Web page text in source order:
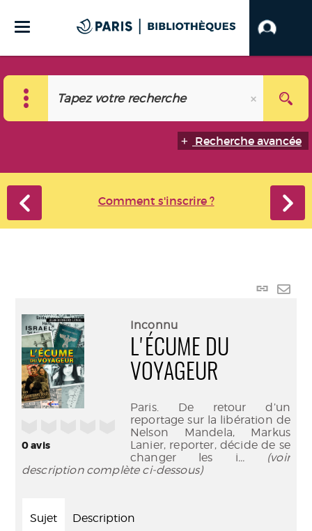
Recherche avancée
Comment s'inscrire ?
Lien
0avis
Inconnu
L'ÉCUME DU
VOYAGEUR
Paris. De retour d’un
reportage sur la libération de
Nelson Mandela, Markus
Lanier, reporter, décide de se
changer les i... (voir
description complète ci-dessous)
Sujet Description